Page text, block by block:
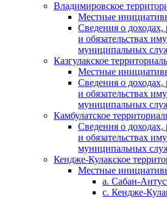
Владимировское
Местные
Сведения о доходах,
и обязательствах
муниципальных
Казгулакское
Местные
Сведения о доходах,
и обязательствах
муниципальных
Камбулатское
Сведения о доходах,
и обязательствах
муниципальных
Кендже-Кулакское
Местные
а. Сабан-
с. Кендже-